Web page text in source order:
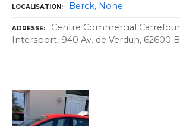
LOCALISATION Berck None
ADRESSE
Centre Commercial
Intersport, 940 Av. de Verdun, 62600